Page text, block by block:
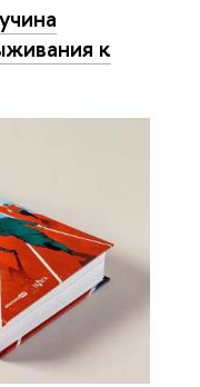
к